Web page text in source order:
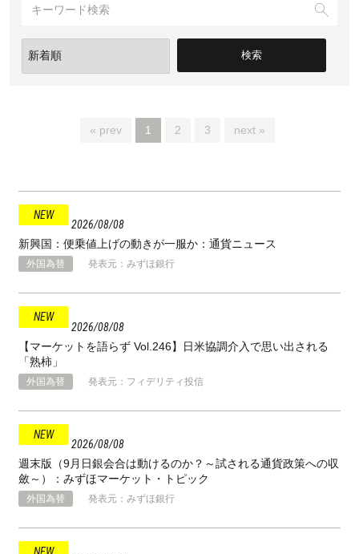
« prev 1 2 3 next »
2026 08 08
新興国：便乗値上げの動きが一服か：通貨ニュース
外国為替 発表元：みずほ銀行
2026 08 08
【マーケットを語らず Vol.246】日米協調介入で思い出される
「熟柿」
外国為替 発表元：フィデリティ投信
2026 08 08
週末版（9月日銀会合は動けるのか？～試される通貨政策への収
斂～）：みずほマーケット・トピック
外国為替 発表元：みずほ銀行